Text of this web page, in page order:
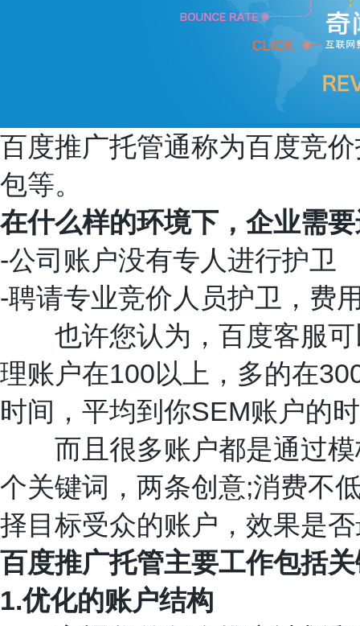
百度推广托管通称为百度竞
包等。
在什么样的环境下，企业需
-公司账户没有专人进行护卫
-聘请专业竞价人员护卫，费
也许您认为，百度客服可
理账户在100以上，多的在
时间，平均到你SEM账户的
而且很多账户都是通过模
个关键词，两条创意;消费不
择目标受众的账户，效果是
百度推广托管主要工作包括
1.优化的账户结构